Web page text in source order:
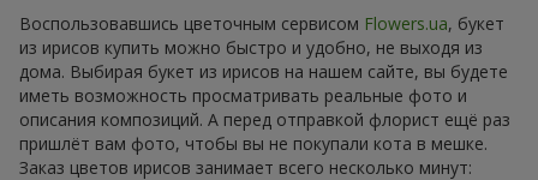
Воспользовавшись цветочным сервисом Flowers.ua, букет
из ирисов купить можно быстро и удобно, не выходя из
дома. Выбирая букет из ирисов на нашем сайте, вы будете
иметь возможность просматривать реальные фото и
описания композиций. А перед отправкой флорист ещё раз
пришлёт вам фото, чтобы вы не покупали кота в мешке.
Заказ цветов ирисов занимает всего несколько минут: